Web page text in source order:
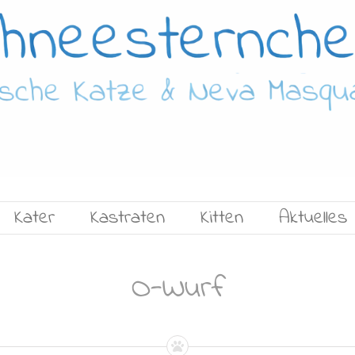
Kater Kastraten Kitten Aktuelles
O-Wurf